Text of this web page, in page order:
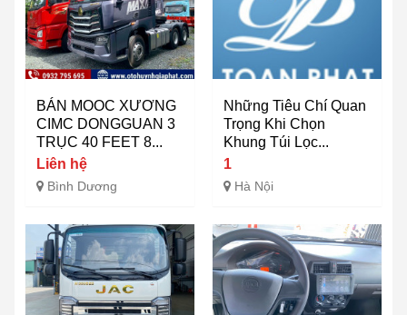
BÁN MOOC XƯƠNG
CIMC DONGGUAN 3
TRỤC 40 FEET 8...
Liên hệ
Bình Dương
Những Tiêu Chí Quan
Trọng Khi Chọn
Khung Túi Lọc...
1
Hà Nội